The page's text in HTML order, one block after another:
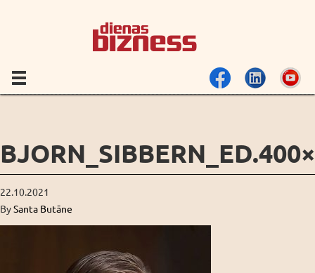
22.10.2021
BySanta Butāne